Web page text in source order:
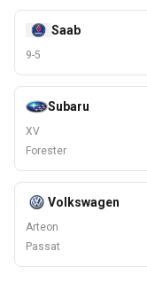
Saab
9-5
Subaru
XV
Forester
Volkswagen
Arteon
Passat